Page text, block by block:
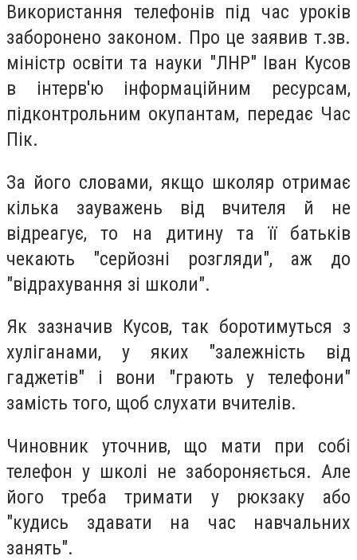
Використання телефонів під час уроків
заборонено законом. Про це заявив т.зв.
міністр освіти та науки "ЛНР" Іван Кусов
в інтерв'ю інформаційним ресурсам,
підконтрольним окупантам, передає Час
Пік.
За його словами, якщо школяр отримає
кілька зауважень від вчителя й не
відреагує, то на дитину та її батьків
чекають "серйозні розгляди", аж до
"відрахування зі школи".
Як зазначив Кусов, так боротимуться з
хуліганами, у яких "залежність від
гаджетів" і вони "грають у телефони"
замість того, щоб слухати вчителів.
Чиновник уточнив, що мати при собі
телефон у школі не забороняється. Але
його треба тримати у рюкзаку або
"кудись здавати на час навчальних
занять".